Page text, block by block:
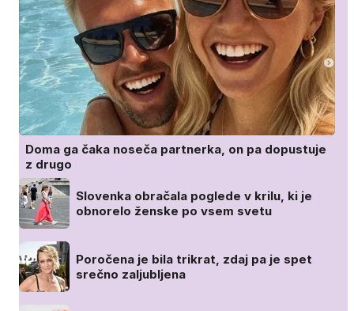
Doma ga čaka noseča partnerka, on pa dopustuje
z drugo
Slovenka obračala poglede v krilu, ki je
obnorelo ženske po vsem svetu
Poročena je bila trikrat, zdaj pa je spet
srečno zaljubljena